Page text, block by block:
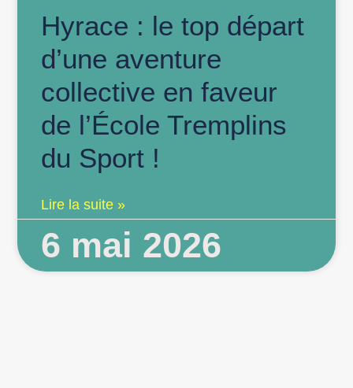
Hyrace : le top départ
d’une aventure
collective en faveur
de l’École Tremplins
du Sport !
Lire la suite »
6 mai 2026